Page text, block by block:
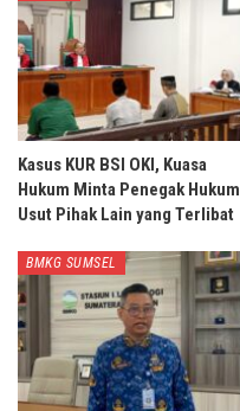
Kasus KUR BSI OKI, Kuasa
Hukum Minta Penegak Hukum
Usut Pihak Lain yang Terlibat
BMKG SUMSEL